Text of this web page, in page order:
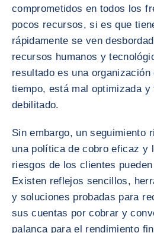
comprometidos en todos los
pocos recursos, si es que
rápidamente se ven
recursos humanos y
resultado es una
tiempo, está mal optimizada
debilitado.
Sin embargo, un seguimiento
una política de cobro eficaz y
riesgos de los clientes
Existen reflejos sencillos,
y soluciones probadas para
sus cuentas por cobrar y
palanca para el rendimiento